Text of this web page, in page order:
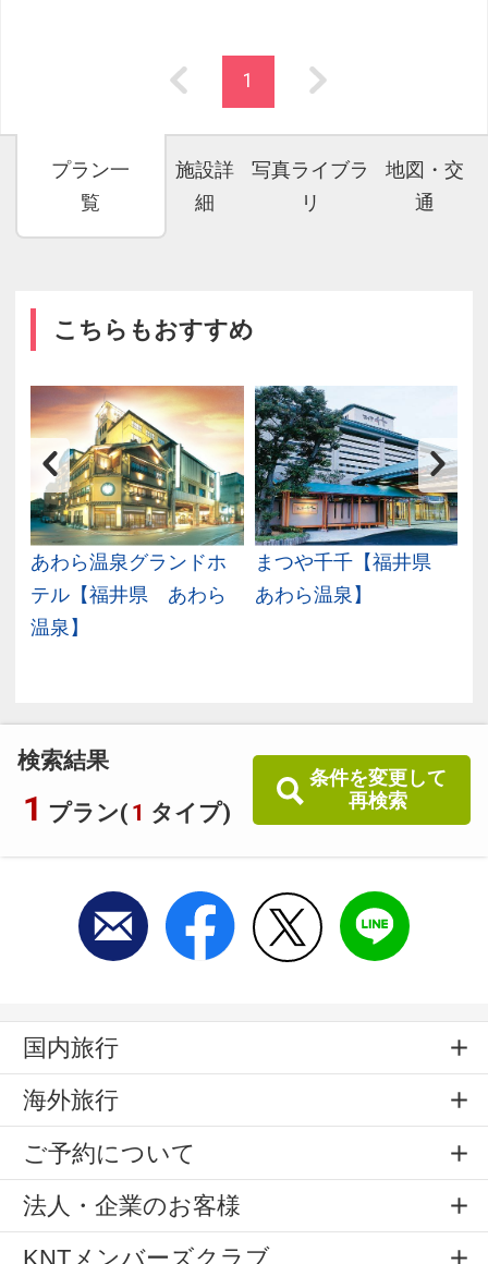
検索結果
1 プラン( 1 タイプ)
条件を変更して
再検索
1
プラン一
覧
施設詳
細
写真ライブラ
リ
地図・交
通
こちらもおすすめ
あわら温泉グランドホ
テル【福井県 あわら
温泉】
まつや千千【福井県
あわら温泉】
国内旅行
海外旅行
ご予約について
法人・企業のお客様
KNTメンバーズクラブ